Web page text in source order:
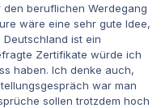
beruflichen Werdegang
wäre eine sehr gute Idee,
ist ein
Zertifikate würde ich
haben. Ich denke auch,
war man
sollen trotzdem hoch